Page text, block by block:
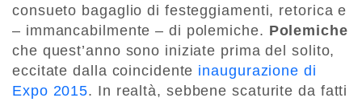
consueto bagaglio di festeggiamenti, retorica e
– immancabilmente – di polemiche. Polemiche
che quest’anno sono iniziate prima del solito,
eccitate dalla coincidente inaugurazione di
Expo 2015. In realtà, sebbene scaturite da fatti